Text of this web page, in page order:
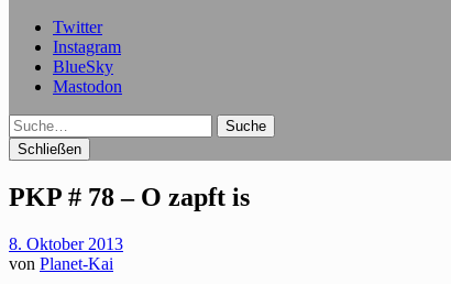
Twitter
Instagram
BlueSky
Mastodon
Suche
Schließen
PKP # 78 – O zapft is
8. Oktober 2013
von Planet-Kai